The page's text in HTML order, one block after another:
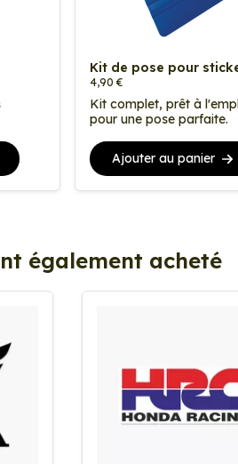
Kit de pose pour
4,90 €
Kit complet, prêt à
pour une pose parfaite.
Ajouter au panier
également acheté